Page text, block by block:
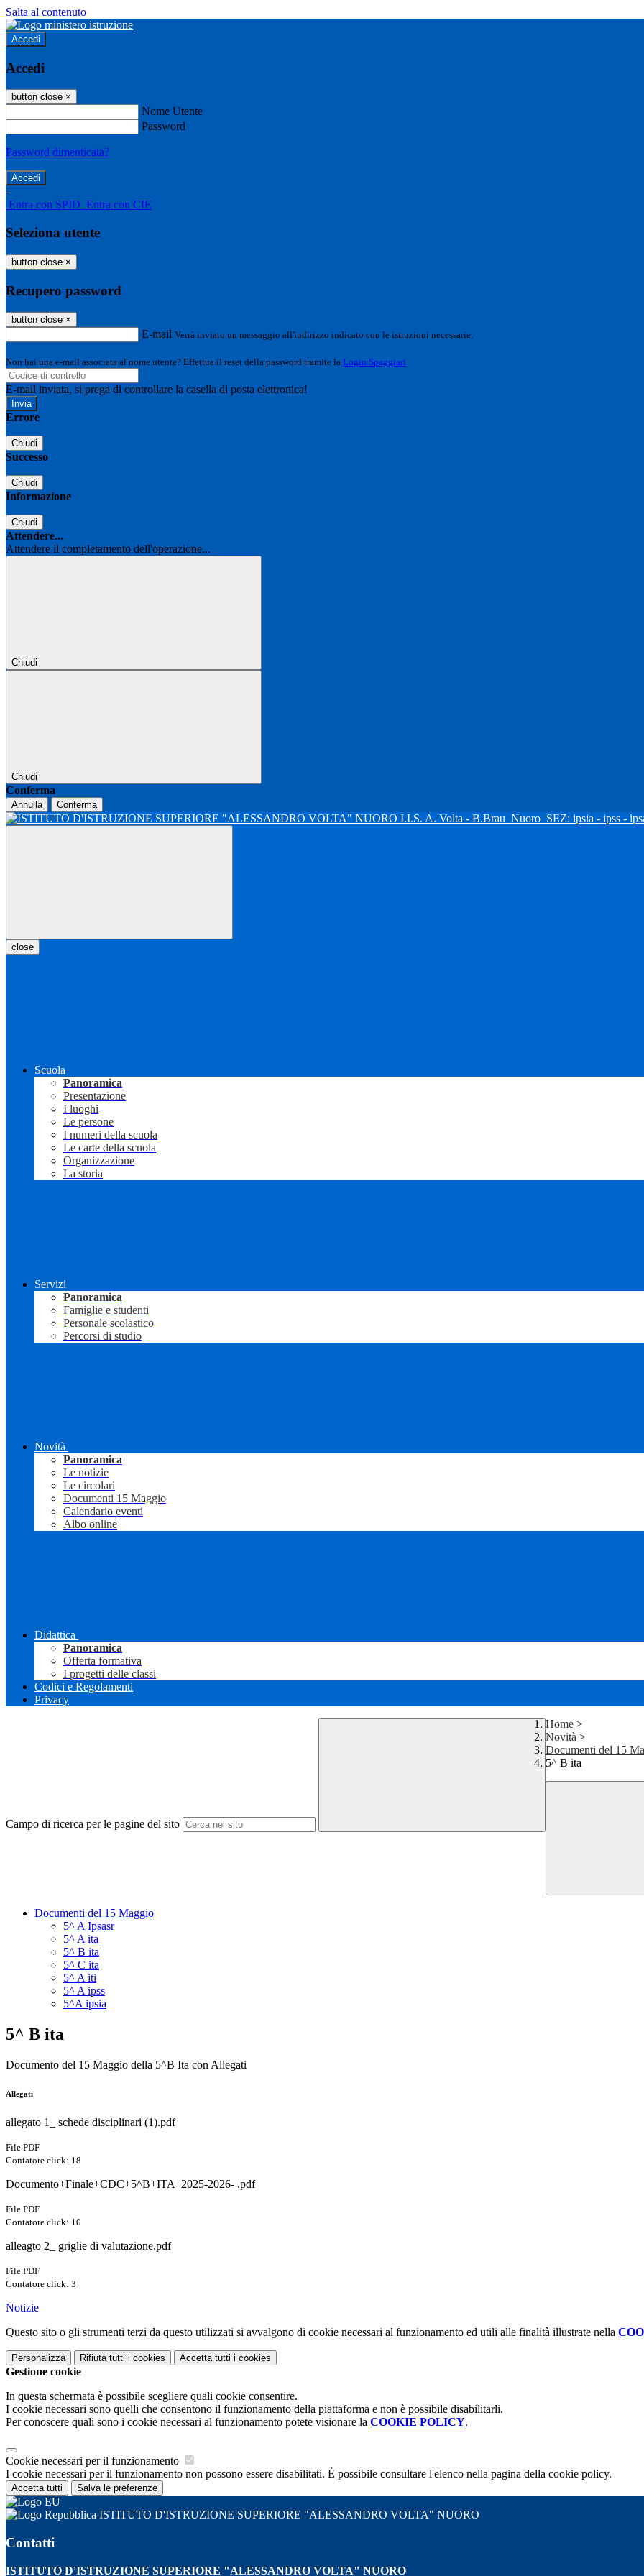
Salta al contenuto
Accedi
Accedi
button close ×
Nome Utente
Password
Password dimenticata?
-
Entra con SPID Entra con CIE
Seleziona utente
button close ×
Recupero password
button close ×
E-mail Verrà inviato un messaggio all'indirizzo indicato con le istruzioni necessarie.
Non hai una e-mail associata al nome utente? Effettua il reset della password tramite la Login Spaggiari
E-mail inviata, si prega di controllare la casella di posta elettronica!
Errore
Chiudi
Successo
Chiudi
Informazione
Chiudi
Attendere...
Attendere il completamento dell'operazione...
Chiudi
Chiudi
Conferma
Annulla Conferma
I.I.S. A. Volta - B.Brau Nuoro SEZ: ipsia - ipss -
close
Scuola
Panoramica
Presentazione
I luoghi
Le persone
I numeri della scuola
Le carte della scuola
Organizzazione
La storia
Servizi
Panoramica
Famiglie e studenti
Personale scolastico
Percorsi di studio
Novità
Panoramica
Le notizie
Le circolari
Documenti 15 Maggio
Calendario eventi
Albo online
Didattica
Panoramica
Offerta formativa
I progetti delle classi
Codici e Regolamenti
Privacy
Campo di ricerca per le pagine del sito
Home >
Novità >
Documenti del 15
5^ B ita
Documenti del 15 Maggio
5^ A Ipsasr
5^ A ita
5^ B ita
5^ C ita
5^ A iti
5^ A ipss
5^A ipsia
5^ B ita
Documento del 15 Maggio della 5^B Ita con Allegati
Allegati
allegato 1_ schede disciplinari (1).pdf
File PDF
Contatore click: 18
Documento+Finale+CDC+5^B+ITA_2025-2026- .pdf
File PDF
Contatore click: 10
alleagto 2_ griglie di valutazione.pdf
File PDF
Contatore click: 3
Notizie
Questo sito o gli strumenti terzi da questo utilizzati si avvalgono di cookie necessari al funzionamento ed utili alle finalità illustrate nella
Personalizza Rifiuta tutti i cookies Accetta tutti i cookies
Gestione cookie
In questa schermata è possibile scegliere quali cookie consentire.
I cookie necessari sono quelli che consentono il funzionamento della piattaforma e non è possibile disabilitarli.
Per conoscere quali sono i cookie necessari al funzionamento potete visionare la COOKIE POLICY.
Cookie necessari per il funzionamento
I cookie necessari per il funzionamento non possono essere disabilitati. È possibile consultare l'elenco nella pagina della cookie policy.
Accetta tutti Salva le preferenze
ISTITUTO D'ISTRUZIONE SUPERIORE "ALESSANDRO VOLTA" NUORO
Contatti
ISTITUTO D'ISTRUZIONE SUPERIORE "ALESSANDRO VOLTA" NUORO